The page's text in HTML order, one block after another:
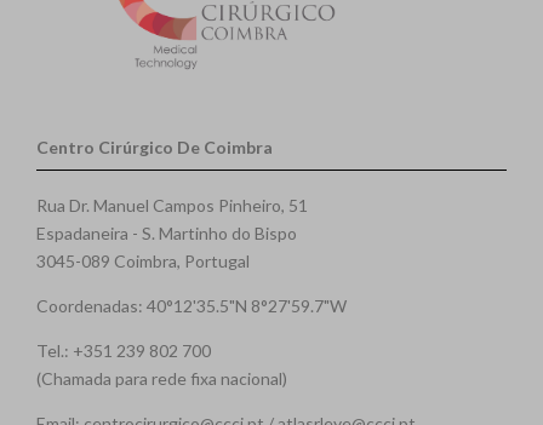
Centro Cirúrgico De Coimbra
Rua Dr. Manuel Campos Pinheiro, 51
Espadaneira - S. Martinho do Bispo
3045-089 Coimbra, Portugal
Coordenadas: 40°12'35.5"N 8°27'59.7"W
Tel.: +351 239 802 700
(Chamada para rede fixa nacional)